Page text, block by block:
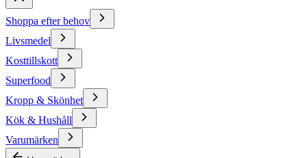
Shoppa efter behov
Livsmedel
Kosttillskott
Superfood
Kropp & Skönhet
Kök & Hushåll
Varumärken